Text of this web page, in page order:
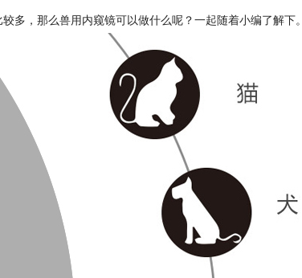
多，那么兽用内窥镜可以做什么呢？一起随着小编了解下。